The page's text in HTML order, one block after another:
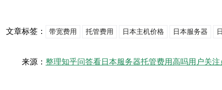
文章标签： 带宽费用 托管费用 日本主机价格 日本服务器
来源： 整理知乎问答看日本服务器托管费用高吗用户关注